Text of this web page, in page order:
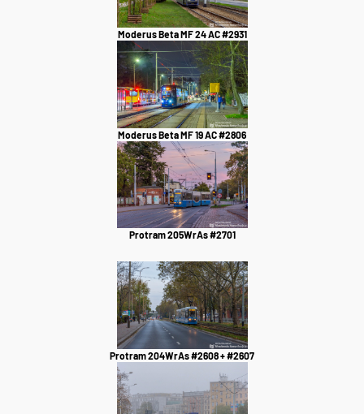
Moderus Beta MF 24 AC #2931
Moderus Beta MF 19 AC #2806
Protram 205WrAs #2701
Protram 204WrAs #2608 + #2607